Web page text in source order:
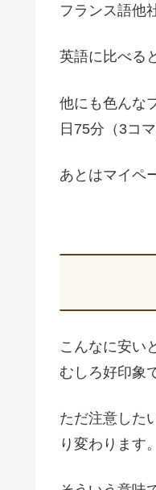
フランス語他
英語に比べる
他にも色んな
日75分（3コ
あとはマイペ
こんなに安い
むしろ好印象
ただ注意した
り変わります。